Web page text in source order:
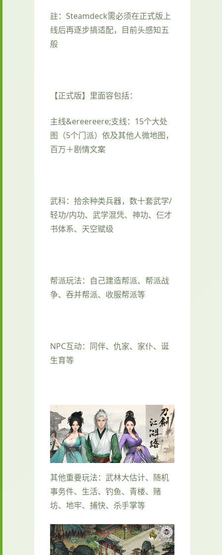
註：Steamdeck需必须在正式版上
线后再逐步搞适配，目前头感知五
般
【正式版】里面容包括：
主线&ereereere;支线：15个大处
图（5个门派）依及其他人微地图，
百万＋剧情文案
武科：拾余种类兵器，数十套武学/
轻功/内功、武学混凭、神功、仨才
书体系、天空赋级
帮派玩法：自己建造帮派、帮派战
争、吞并帮派、收服帮派等
NPC互动：同伴、仇家、家仆、诞
生育等
其他重要玩法：武林大估计、随机
事务件、生活、钓鱼、青楼、赌
坊、地牢、捕快、杀手掌等